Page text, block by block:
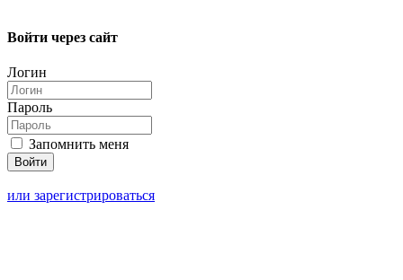
Войти через сайт
Логин
Пароль
Запомнить меня
или зарегистрироваться